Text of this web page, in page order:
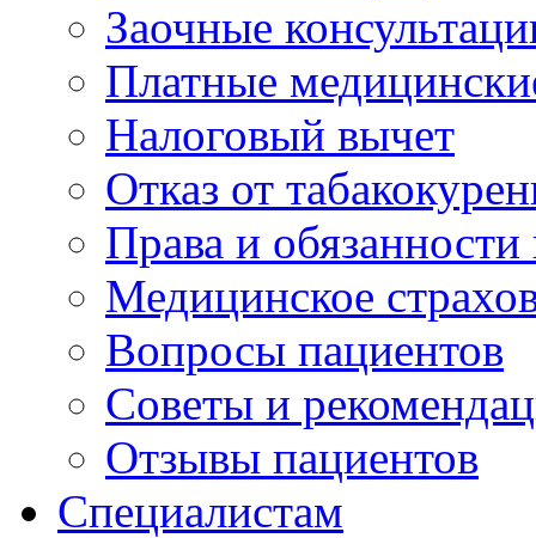
Заочные
Платные
Налоговый вычет
Отказ от
Права и
Медицинское
Вопросы пациентов
Советы и
Отзывы пациентов
Специалистам